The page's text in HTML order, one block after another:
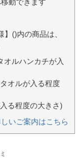
動できます
】()内の商品は、
オルハンカチが入
オルが入る程度
る程度の大きさ)
いご案内はこちら